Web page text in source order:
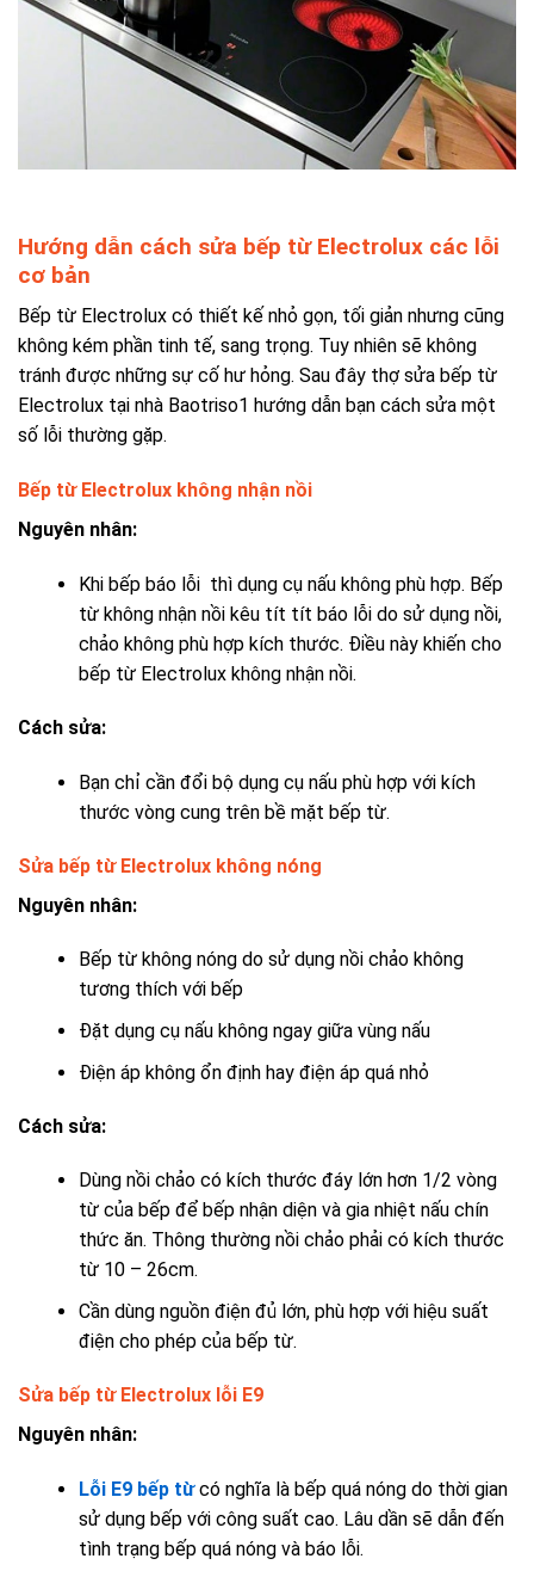
Hướng dẫn cách sửa bếp từ Electrolux các lỗi
cơ bản
Bếp từ Electrolux có thiết kế nhỏ gọn, tối giản nhưng cũng
không kém phần tinh tế, sang trọng. Tuy nhiên sẽ không
tránh được những sự cố hư hỏng. Sau đây thợ sửa bếp từ
Electrolux tại nhà Baotriso1 hướng dẫn bạn cách sửa một
số lỗi thường gặp.
Bếp từ Electrolux không nhận nồi
Nguyên nhân:
Khi bếp báo lỗi thì dụng cụ nấu không phù hợp. Bếp
từ không nhận nồi kêu tít tít báo lỗi do sử dụng nồi,
chảo không phù hợp kích thước. Điều này khiến cho
bếp từ Electrolux không nhận nồi.
Cách sửa:
Bạn chỉ cần đổi bộ dụng cụ nấu phù hợp với kích
thước vòng cung trên bề mặt bếp từ.
Sửa bếp từ Electrolux không nóng
Nguyên nhân:
Bếp từ không nóng do sử dụng nồi chảo không
tương thích với bếp
Đặt dụng cụ nấu không ngay giữa vùng nấu
Điện áp không ổn định hay điện áp quá nhỏ
Cách sửa:
Dùng nồi chảo có kích thước đáy lớn hơn 1/2 vòng
từ của bếp để bếp nhận diện và gia nhiệt nấu chín
thức ăn. Thông thường nồi chảo phải có kích thước
từ 10 – 26cm.
Cần dùng nguồn điện đủ lớn, phù hợp với hiệu suất
điện cho phép của bếp từ.
Sửa bếp từ Electrolux lỗi E9
Nguyên nhân:
Lỗi E9 bếp từcó nghĩa là bếp quá nóng do thời gian
sử dụng bếp với công suất cao. Lâu dần sẽ dẫn đến
tình trạng bếp quá nóng và báo lỗi.